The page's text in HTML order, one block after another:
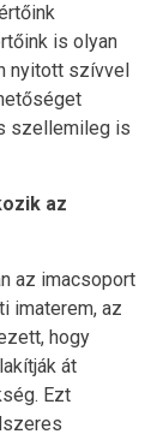
is olyan
nyitott szívvel
szellemileg is
az
az imacsoport
imaterem, az
hogy
át
Ezt